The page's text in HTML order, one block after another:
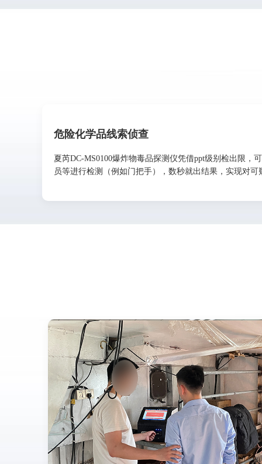
危险化学品线索侦查
夏芮DC-MS0100爆炸物毒品探测仪凭借ppt级别检出限
员等进行检测（例如门把手），数秒就出结果，实现对